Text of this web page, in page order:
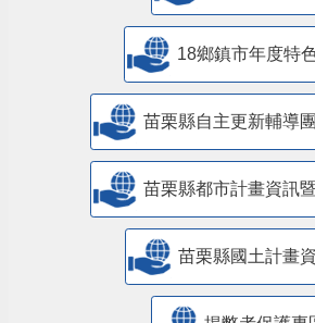
18鄉鎮市年度特
苗栗縣自主更新輔導
苗栗縣都市計畫資訊
苗栗縣國土計畫